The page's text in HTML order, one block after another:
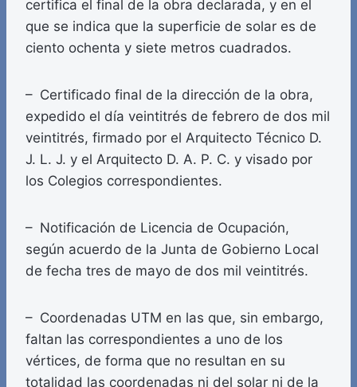
certifica el final de la obra declarada, y en el
que se indica que la superficie de solar es de
ciento ochenta y siete metros cuadrados.
– Certificado final de la dirección de la obra,
expedido el día veintitrés de febrero de dos mil
veintitrés, firmado por el Arquitecto Técnico D.
J. L. J. y el Arquitecto D. A. P. C. y visado por
los Colegios correspondientes.
– Notificación de Licencia de Ocupación,
según acuerdo de la Junta de Gobierno Local
de fecha tres de mayo de dos mil veintitrés.
– Coordenadas UTM en las que, sin embargo,
faltan las correspondientes a uno de los
vértices, de forma que no resultan en su
totalidad las coordenadas ni del solar ni de la